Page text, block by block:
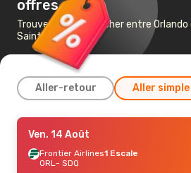
offres
Trouvez un vol pas cher entre Orlando
Saint-Domingue
Aller-retour Aller simple
Lun. 31 Août
Copa Airlines1 Escale
ORL- SDQ
Ven. 14 Août
Frontier Airlines1 Escale
ORL- SDQ